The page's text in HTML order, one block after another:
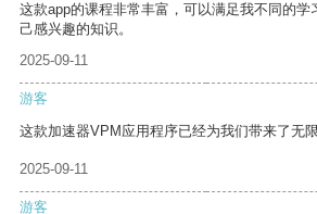
这款app的课程非常丰富，可以满足我不同的学
己感兴趣的知识。
2025-09-11
游客
这款加速器VPM应用程序已经为我们带来了无
2025-09-11
游客